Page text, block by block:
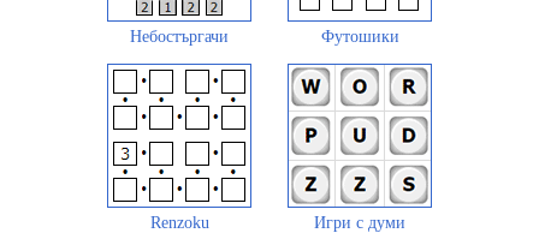
Небостъргачи Футошики
Renzoku Игри с думи